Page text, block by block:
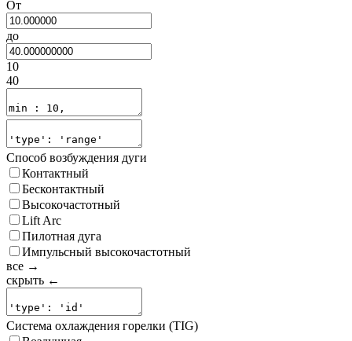
От
до
10
40
Способ возбуждения дуги
Контактный
Бесконтактный
Высокочастотный
Lift Arc
Пилотная дуга
Импульсный высокочастотный
все →
скрыть ←
Система охлаждения горелки (TIG)